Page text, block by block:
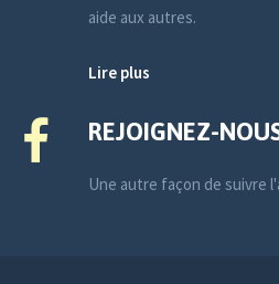
aide aux autres.
Lire plus
REJOIGNEZ-
Une autre façon de suivre